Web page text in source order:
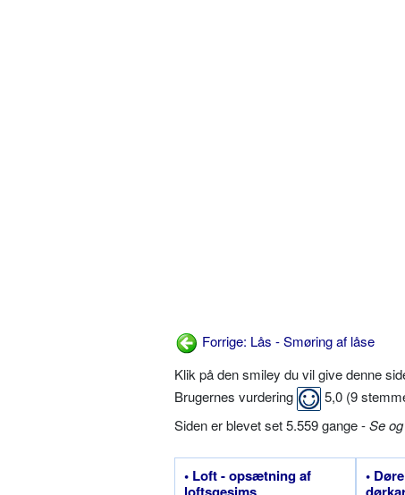
Forrige: Lås - Smøring af låse
Klik på den smiley du vil give denne
Brugernes vurdering
5,0 (9
Siden er blevet set 5.559 gange -Se
• Loft - opsætning af
•